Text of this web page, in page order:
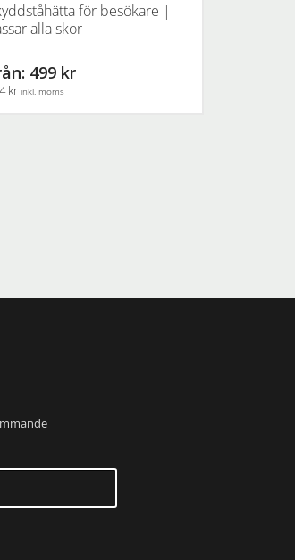
för besökare |
alla skor
499 kr
krinkl. moms